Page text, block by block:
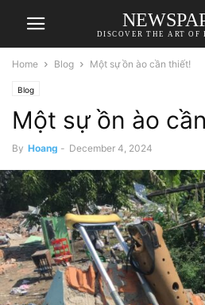
DISCOVER THE ART OF
Home Blog Một sự ồn ào cần thiết!
Blog
Một sự ồn ào
By Hoang - December 4, 2024